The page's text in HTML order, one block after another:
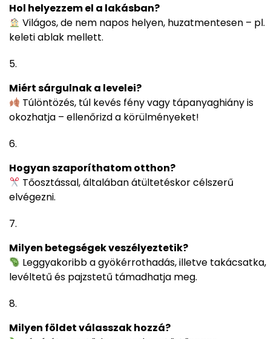
Hol helyezzem el a lakásban?
Világos, de nem napos helyen, huzatmentesen – pl.
keleti ablak mellett.
Miért sárgulnak a levelei?
Túlöntözés, túl kevés fény vagy tápanyaghiány is
okozhatja – ellenőrizd a körülményeket!
Hogyan szaporíthatom otthon?
Tőosztással, általában átültetéskor célszerű
elvégezni.
Milyen betegségek veszélyeztetik?
Leggyakoribb a gyökérrothadás, illetve takácsatka,
levéltetű és pajzstetű támadhatja meg.
Milyen földet válasszak hozzá?